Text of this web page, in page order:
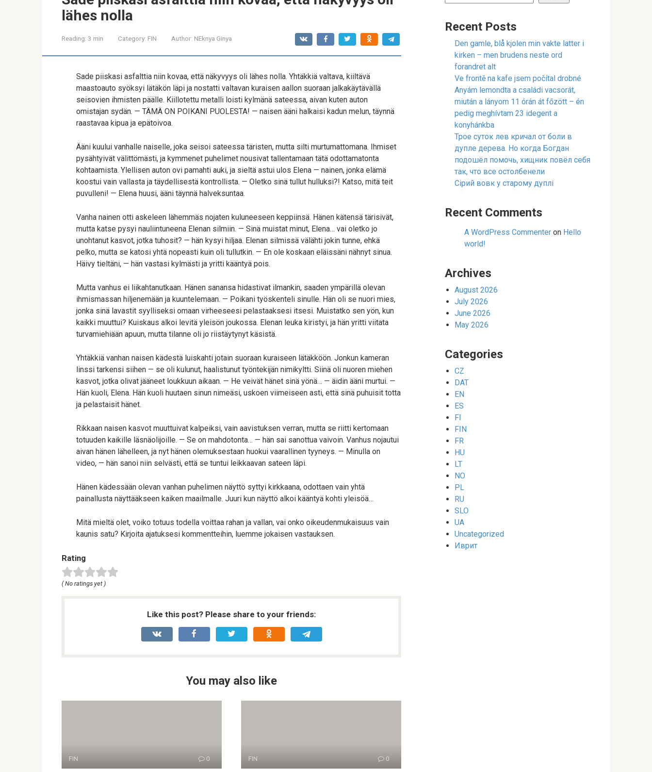
lähes nolla
Reading: 3 min Category: FIN Author: NEknya Ginya
Sade piiskasi asfalttia niin kovaa, että näkyvyys oli lähes nolla. Yhtäkkiä valtava, kiiltävä
maastoauto syöksyi lätäkön läpi ja nostatti valtavan kuraisen aallon suoraan jalkakäytävällä
seisovien ihmisten päälle. Kiillotettu metalli loisti kylmänä sateessa, aivan kuten auton
omistajan sydän. — TÄMÄ ON POIKANI PUOLESTA! — naisen ääni halkaisi kadun melun, täynnä
raastavaa kipua ja epätoivoa.
Ääni kuului vanhalle naiselle, joka seisoi sateessa täristen, mutta silti murtumattomana. Ihmiset
pysähtyivät välittömästi, ja kymmenet puhelimet nousivat tallentamaan tätä odottamatonta
kohtaamista. Ylellisen auton ovi pamahti auki, ja sieltä astui ulos Elena — nainen, jonka elämä
koostui vain vallasta ja täydellisestä kontrollista. — Oletko sinä tullut hulluksi?! Katso, mitä teit
puvulleni! — Elena huusi, ääni täynnä halveksuntaa.
Vanha nainen otti askeleen lähemmäs nojaten kuluneeseen keppiinsä. Hänen kätensä tärisivät,
mutta katse pysyi nauliintuneena Elenan silmiin. — Sinä muistat minut, Elena… vai oletko jo
unohtanut kasvot, jotka tuhosit? — hän kysyi hiljaa. Elenan silmissä välähti jokin tunne, ehkä
pelko, mutta se katosi yhtä nopeasti kuin oli tullutkin. — En ole koskaan eläissäni nähnyt sinua.
Häivy tieltäni, — hän vastasi kylmästi ja yritti kääntyä pois.
Mutta vanhus ei liikahtanutkaan. Hänen sanansa hidastivat ilmankin, saaden ympärillä olevan
ihmismassan hiljenemään ja kuuntelemaan. — Poikani työskenteli sinulle. Hän oli se nuori mies,
jonka sinä lavastit syylliseksi omaan virheeseesi pelastaaksesi itsesi. Muistatko sen yön, kun
kaikki muuttui? Kuiskaus alkoi levitä yleisön joukossa. Elenan leuka kiristyi, ja hän yritti viitata
turvamiehiään apuun, mutta tilanne oli jo riistäytynyt käsistä.
Yhtäkkiä vanhan naisen kädestä luiskahti jotain suoraan kuraiseen lätäkköön. Jonkun kameran
linssi tarkensi siihen — se oli kulunut, haalistunut työntekijän nimikyltti. Siinä oli nuoren miehen
kasvot, jotka olivat jääneet loukkuun aikaan. — He veivät hänet sinä yönä… — äidin ääni murtui. —
Hän kuoli, Elena. Hän kuoli huutaen sinun nimeäsi, uskoen viimeiseen asti, että sinä puhuisit totta
ja pelastaisit hänet.
Rikkaan naisen kasvot muuttuivat kalpeiksi, vain aavistuksen verran, mutta se riitti kertomaan
totuuden kaikille läsnäolijoille. — Se on mahdotonta… — hän sai sanottua vaivoin. Vanhus nojautui
aivan hänen lähelleen, ja nyt hänen olemuksestaan huokui vaarallinen tyyneys. — Minulla on
video, — hän sanoi niin selvästi, että se tuntui leikkaavan sateen läpi.
Hänen kädessään olevan vanhan puhelimen näyttö syttyi kirkkaana, odottaen vain yhtä
painallusta näyttääkseen kaiken maailmalle. Juuri kun näyttö alkoi kääntyä kohti yleisöä…
Mitä mieltä olet, voiko totuus todella voittaa rahan ja vallan, vai onko oikeudenmukaisuus vain
kaunis satu? Kirjoita ajatuksesi kommentteihin, luemme jokaisen vastauksen.
Rating
( No ratings yet )
Like this post? Please share to your friends:
You may also like
FIN 0 FIN 0
Recent Posts
Den gamle, blå kjolen min vakte latter i
kirken – men brudens neste ord
forandret alt
Ve frontě na kafe jsem počítal drobné
Anyám lemondta a családi vacsorát,
miután a lányom 11 órán át főzött – én
pedig meghívtam 23 idegent a
konyhánkba
Трое суток лев кричал от боли в
дупле дерева. Но когда Богдан
подошёл помочь, хищник повёл себя
так, что все остолбенели
Сірий вовк у старому дуплі
Recent Comments
A WordPress Commenter on Hello
world!
Archives
August 2026
July 2026
June 2026
May 2026
Categories
CZ
DAT
EN
ES
FI
FIN
FR
HU
LT
NO
PL
RU
SLO
UA
Uncategorized
Иврит